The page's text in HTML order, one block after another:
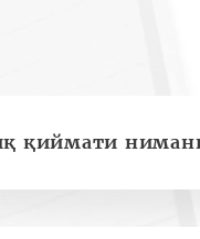
қиймати